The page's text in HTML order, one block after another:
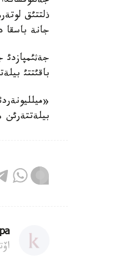
ذلتتئق
جانة باسقا
باقئتتئ